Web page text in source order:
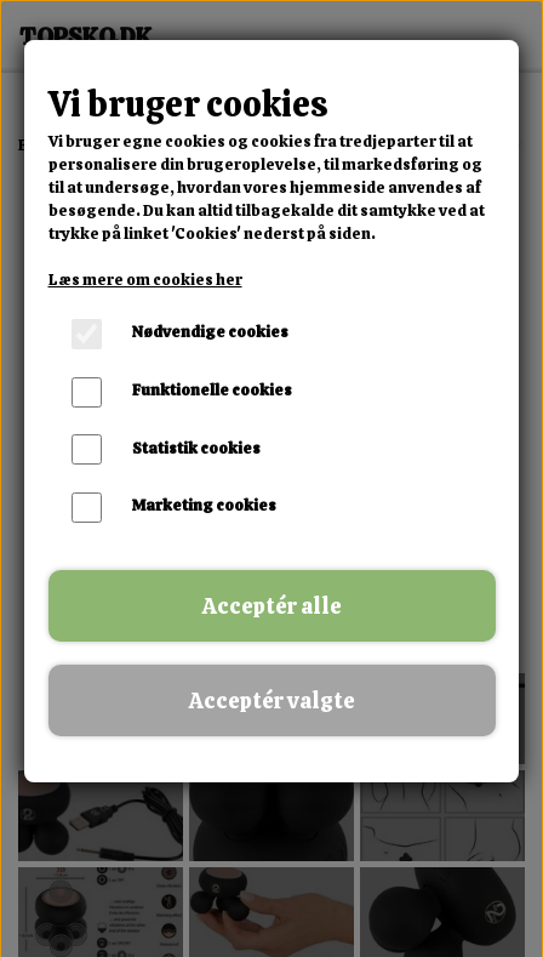
Forside Erotisk Kollektion Alle Produkter Cupa Warming Mini
Vi bruger cookies
Vi bruger egne cookies og cookies fra tredjeparter til at
personalisere din brugeroplevelse, til markedsføring og
til at undersøge, hvordan vores hjemmeside anvendes af
besøgende. Du kan altid tilbagekalde dit samtykke ved at
trykke på linket 'Cookies' nederst på siden.
Læs mere om cookies her
Nødvendige cookies
Funktionelle cookies
Statistik cookies
Marketing cookies
Acceptér alle
Acceptér valgte